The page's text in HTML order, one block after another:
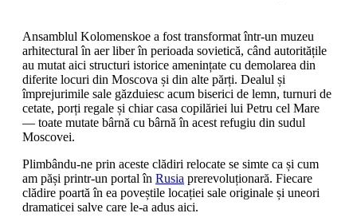
Ansamblul Kolomenskoe a fost transformat într-un muzeu
arhitectural în aer liber în perioada sovietică, când autoritățile
au mutat aici structuri istorice amenințate cu demolarea din
diferite locuri din Moscova și din alte părți. Dealul și
împrejurimile sale găzduiesc acum biserici de lemn, turnuri de
cetate, porți regale și chiar casa copilăriei lui Petru cel Mare
— toate mutate bârnă cu bârnă în acest refugiu din sudul
Moscovei.
Plimbându-ne prin aceste clădiri relocate se simte ca și cum
am păși printr-un portal în Rusia prerevoluționară. Fiecare
clădire poartă în ea poveștile locației sale originale și uneori
dramaticei salve care le-a adus aici.